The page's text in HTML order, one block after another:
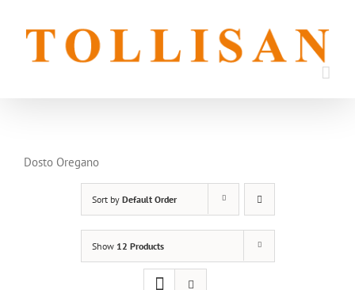
content
Dosto Oregano
Sort by Default Order
Show 12 Products